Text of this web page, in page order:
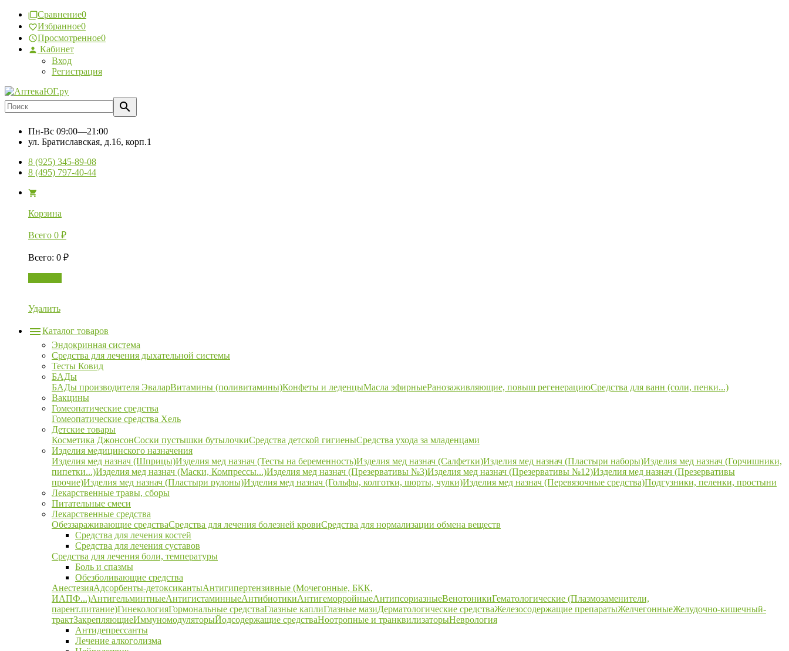
Сравнение0
Избранное0
Просмотренное0
Кабинет
Вход
Регистрация
Пн-Вс 09:00—21:00
ул. Братиславская, д.16, корп.1
8 (925) 345-89-08
8 (495) 797-40-44
Корзина
Всего 0 ₽
Всего: 0 ₽
Удалить
Каталог товаров
Эндокринная система
Средства для лечения дыхательной системы
Тесты Ковид
БАДы
БАДы производителя ЭваларВитамины (поливитамины)Конфеты и леденцыМасла эфирныеРанозаживляющие, повыш регенерациюСредства для ванн (соли, пенки...)
Вакцины
Гомеопатические средства
Гомеопатические средства Хель
Детские товары
Косметика ДжонсонСоски пустышки бутылочкиСредства детской гигиеныСредства ухода за младенцами
Изделия медицинского назначения
Изделия мед назнач (Шприцы)Изделия мед назнач (Тесты на беременность)Изделия мед назнач (Салфетки)Изделия мед назнач (Пластыри наборы)Изделия мед назнач (Горчишники,
пипетки...)Изделия мед назнач (Маски, Компрессы...)Изделия мед назнач (Презервативы №3)Изделия мед назнач (Презервативы №12)Изделия мед назнач (Презервативы
прочие)Изделия мед назнач (Пластыри рулоны)Изделия мед назнач (Гольфы, колготки, шорты, чулки)Изделия мед назнач (Перевязочные средства)Подгузники, пеленки, простыни
Лекарственные травы, сборы
Питательные смеси
Лекарственные средства
Обеззараживающие средстваСредства для лечения болезней кровиСредства для нормализации обмена веществ
Средства для лечения костей
Средства для лечения суставов
Средства для лечения боли, температуры
Боль и спазмы
Обезболивающие средства
АнестезияАдсорбенты-детоксикантыАнтигипертензивные (Мочегонные, БКК,
ИАПФ...)АнтигельминтныеАнтигистаминныеАнтибиотикиАнтигеморройныеАнтипсориазныеВенотоникиГематологические (Плазмозаменители,
парент.питание)ГинекологияГормональные средстваГлазные каплиГлазные мазиДерматологические средстваЖелезосодержащие препаратыЖелчегонныеЖелудочно-кишечный-
трактЗакрепляющиеИммуномодуляторыЙодсодержащие средстваНоотропные и транквилизаторыНеврология
Антидепрессанты
Лечение алкоголизма